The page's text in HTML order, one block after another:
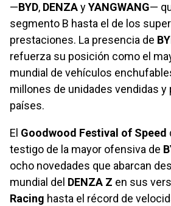
—BYD, DENZAyYANGWANG—
segmento B hasta el de los
prestaciones. La presencia de
refuerza su posición como el
mundial de vehículos
millones de unidades vendidas y
países.
El Goodwood Festival of Speed
testigo de la mayor ofensiva de
ocho novedades que abarcan
mundial del DENZA Z en sus
Racing hasta el récord de